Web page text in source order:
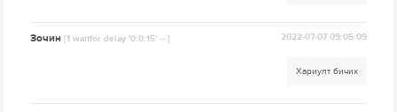
Зочин[1 waitfor delay '0:0:15' -- ] 2022-07-07 09:05:09
Хариулт бичих